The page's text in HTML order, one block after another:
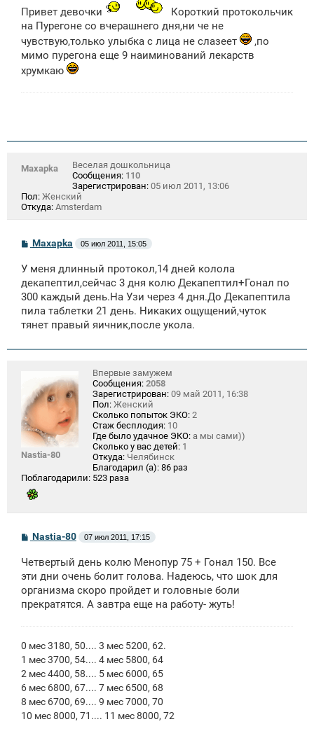
б
щ
е
н
и
е
Привет девочки
Короткий протокольчик
на Пурегоне со вчерашнего дня,ни че не
чувствую,только улыбка с лица не слазеет
,по
мимо пурегона еще 9 наиминований лекарств
хрумкаю
Maxapka
Веселая дошкольница
Сообщения: 110
Зарегистрирован: 05 июл 2011, 13:06
Пол: Женский
Откуда: Amsterdam
С
о
б
щ
н
и
Maxapka 05 июл 2011, 15:05
У меня длинный протокол,14 дней колола
декапептил,сейчас 3 дня колю Декапептил+Гонал по
300 каждый день.На Узи через 4 дня.До Декапептила
пила таблетки 21 день. Никаких ощущений,чуток
тянет правый яичник,после укола.
Nastia-80
Впервые замужем
Сообщения: 2058
Зарегистрирован: 09 май 2011, 16:38
Пол: Женский
Сколько попыток ЭКО: 2
Стаж бесплодия: 10
Где было удачное ЭКО: а мы сами))
Сколько у вас детей: 1
Откуда: Челябинск
Благодарил (а): 86 раз
Поблагодарили: 523 раза
С
о
б
щ
н
и
е
Nastia-80 07 июл 2011, 17:15
Четвертый день колю Менопур 75 + Гонал 150. Все
эти дни очень болит голова. Надеюсь, что шок для
организма скоро пройдет и головные боли
прекратятся. А завтра еще на работу- жуть!
0 мес 3180, 50.... 3 мес 5200, 62.
1 мес 3700, 54.... 4 мес 5800, 64
2 мес 4400, 58.... 5 мес 6000, 65
6 мес 6800, 67.... 7 мес 6500, 68
8 мес 6700, 69.... 9 мес 7000, 70
10 мес 8000, 71.... 11 мес 8000, 72